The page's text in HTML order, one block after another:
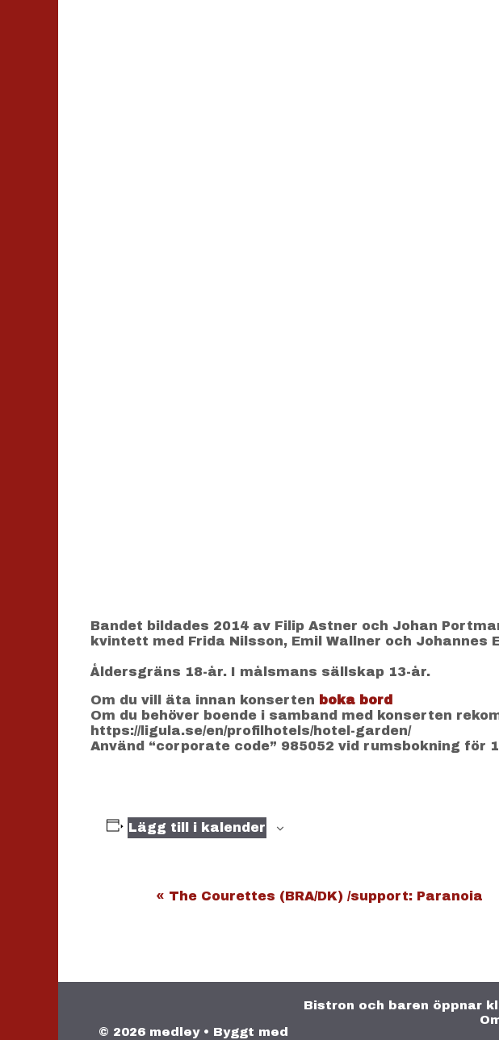
Bandet bildades 2014 av Filip Astner och Johan
kvintett med Frida Nilsson, Emil Wallner och Johannes
Åldersgräns 18-år. I målsmans sällskap 13-år.
Om du vill äta innan konserten boka bord
Om du behöver boende i samband med konserten
https://ligula.se/en/profilhotels/hotel-garden/
Använd “corporate code” 985052 vid rumsbokning för
Lägg till i kalender
n
« The Courettes (BRA/DK) /support: Paranoia
Bistron och baren öppnar
© 2026 medley• Byggt med